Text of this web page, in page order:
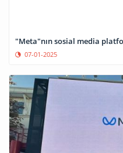
"Meta"nın sosial media
07-01-2025